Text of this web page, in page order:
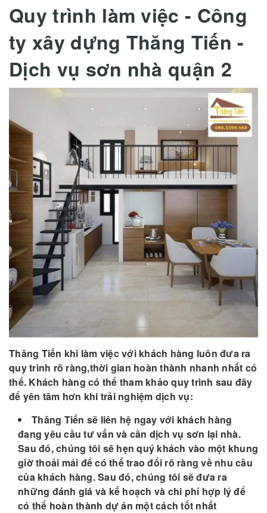
Quy trình làm việc - Công
ty xây dựng Thăng Tiến -
Dịch vụ sơn nhà quận 2
Thăng Tiến khi làm việc với khách hàng luôn đưa ra
quy trình rõ ràng,thời gian hoàn thành nhanh nhất có
thể. Khách hàng có thể tham khảo quy trình sau đây
để yên tâm hơn khi trải nghiệm dịch vụ:
Thăng Tiến sẽ liên hệ ngay với khách hàng
đang yêu cầu tư vấn và cần dịch vụ sơn lại nhà.
Sau đó, chúng tôi sẽ hẹn quý khách vào một khung
giờ thoải mái để có thể trao đổi rõ ràng về nhu cầu
của khách hàng. Sau đó, chúng tôi sẽ đưa ra
những đánh giá và kế hoạch và chi phí hợp lý để
có thể hoàn thành dự án một cách tốt nhất